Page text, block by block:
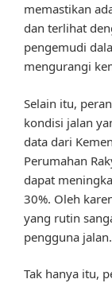
memastikan
dan terlihat
pengemudi
mengurangi
Selain itu,
kondisi jalan
data dari
Perumahan
dapat
30%. Oleh
yang rutin
pengguna jalan.
Tak hanya itu,